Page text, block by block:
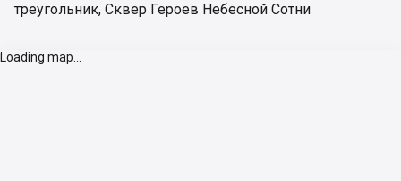
треугольник, Сквер Героев Небесной Сотни
Loading map...